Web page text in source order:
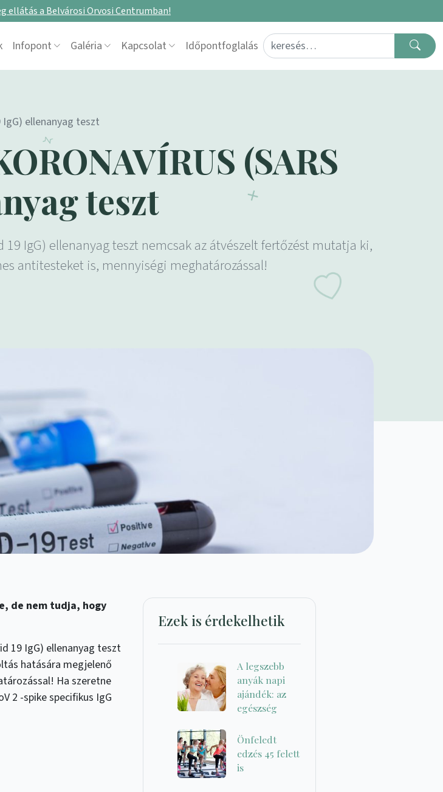
ellátás a Belvárosi Orvosi Centrumban!
Infopont Galéria Kapcsolat Időpontfoglalás Search for:
IgG) ellenanyag teszt
(SARS
teszt
19 IgG) ellenanyag teszt nemcsak az átvészelt fertőzést mutatja ki,
antitesteket is, mennyiségi meghatározással!
de nem tudja, hogy
19 IgG) ellenanyag teszt
hatására megjelenő
Ha szeretne
2 -spike specifikus IgG
Ezek is érdekelhetik
A legszebb
anyák napi
ajándék: az
egészség
Önfeledt
edzés 45 felett
is